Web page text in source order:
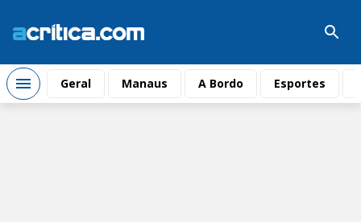
Geral Manaus A Bordo Esportes